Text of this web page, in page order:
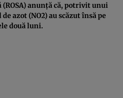
(ROSA) anunță că, potrivit unui
azot (NO2) au scăzut însă pe
două luni.